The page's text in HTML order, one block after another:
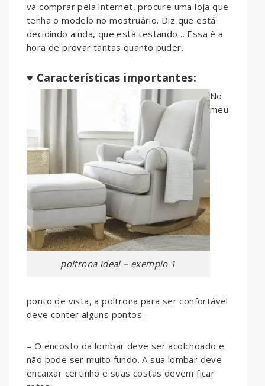
vá comprar pela internet, procure uma loja que
tenha o modelo no mostruário. Diz que está
decidindo ainda, que está testando… Essa é a
hora de provar tantas quanto puder.
♥ Características importantes:
poltrona ideal – exemplo 1
No
meu
ponto de vista, a poltrona para ser confortável
deve conter alguns pontos:
– O encosto da lombar deve ser acolchoado e
não pode ser muito fundo. A sua lombar deve
encaixar certinho e suas costas devem ficar